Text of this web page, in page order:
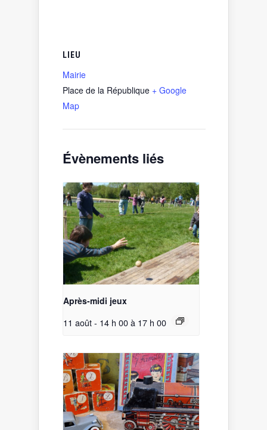
LIEU
Mairie
Place de la République + Google
Map
Évènements liés
Après-midi jeux
11 août - 14 h 00à 17 h 00